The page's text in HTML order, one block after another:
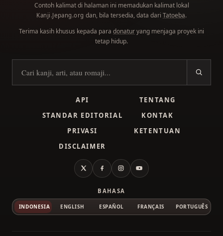
Contoh kalimat di halaman ini memadukan kalimat lokal
Kanji.Jepang.org dan, bila tersedia, data dari Tatoeba.
Terima kasih khusus kepada para donaturyang menjaga proyek ini
tetap hidup.
Cari kanji
API
TENTANG
STANDAR EDITORIAL
KONTAK
PRIVASI
KETENTUAN
DISCLAIMER
X FacebookInstagramYouTube
BAHASA
INDONESIA ENGLISH ESPAÑOL FRANÇAIS PORTUGUÊS